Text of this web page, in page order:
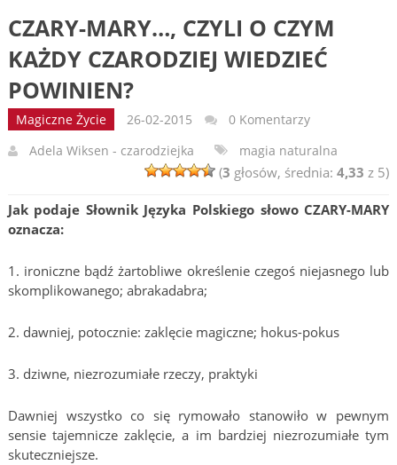
CZARY-MARY…, CZYLI O CZYM
KAŻDY CZARODZIEJ WIEDZIEĆ
POWINIEN?
Magiczne Życie 26-02-2015
0 Komentarzy
Adela Wiksen - czarodziejka
magia naturalna
(3 głosów, średnia:4,33 z 5)
Jak podaje Słownik Języka Polskiego słowo CZARY-MARY
oznacza:
1. ironiczne bądź żartobliwe określenie czegoś niejasnego lub
skomplikowanego; abrakadabra;
2. dawniej, potocznie: zaklęcie magiczne; hokus-pokus
3. dziwne, niezrozumiałe rzeczy, praktyki
Dawniej wszystko co się rymowało stanowiło w pewnym
sensie tajemnicze zaklęcie, a im bardziej niezrozumiałe tym
skuteczniejsze.